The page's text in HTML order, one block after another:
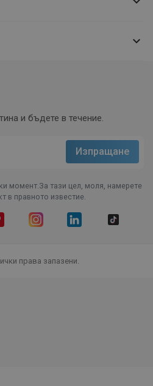

и бъдете в течение.
момент.За тази цел, моля, намерете
в правното известие.
права запазени.